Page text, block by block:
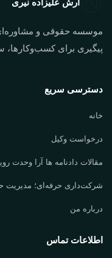
آرش علیزاده نیری
موسسه حقوقی و مشاوره‌ای
پیگیری برای
دسترسی سریع
خانه
درخواست وکیل
مقالات دادنامه ها آرا وحدت
شرکت‌داری حرفه‌ای؛ مدیریت
درباره من
اطلاعات تماس